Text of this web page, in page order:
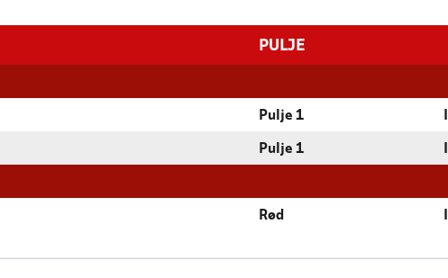
PULJE
Pulje 1
Pulje 1
Rød